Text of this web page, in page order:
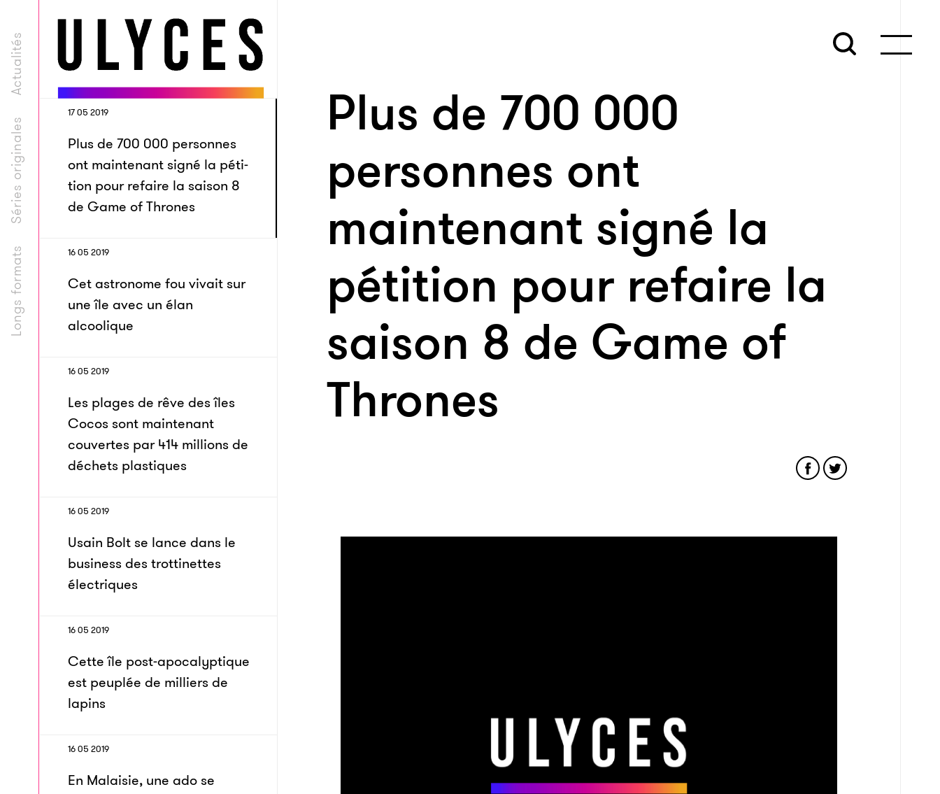
Longs formats
Séries originales
Actualités
17 05 2019
Plus de 700 000 personnes
ont maintenant signé la péti­
tion pour refaire la saison 8
de Game of Thrones
16 05 2019
Cet astronome fou vivait sur
une île avec un élan
alcoolique
16 05 2019
Les plages de rêve des îles
Cocos sont maintenant
couvertes par 414 millions de
déchets plastiques
16 05 2019
Usain Bolt se lance dans le
business des trottinettes
électriques
16 05 2019
Cette île post-apocalyptique
est peuplée de milliers de
lapins
16 05 2019
En Malaisie, une ado se
Plus de 700 000
personnes ont
maintenant signé la
péti­tion pour refaire la
saison 8 de Game of
Thrones